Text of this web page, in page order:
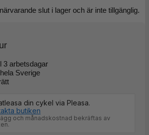
slut i lager och är inte tillgänglig.
3 arbetsdagar
Sverige
din cykel via Pleasa.
butiken
och månadskostnad bekräftas av